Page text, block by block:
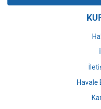
Ürün bilgilerinde hatalar
Ürün fiyatı diğer
Havale